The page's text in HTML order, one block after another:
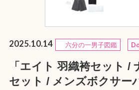
2025.10.14 六分の一男子図鑑
「エイト 羽織袴セット /
セット / メンズボクサー